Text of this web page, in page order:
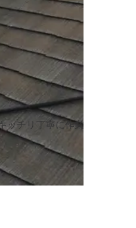
ッチリ丁寧に作業